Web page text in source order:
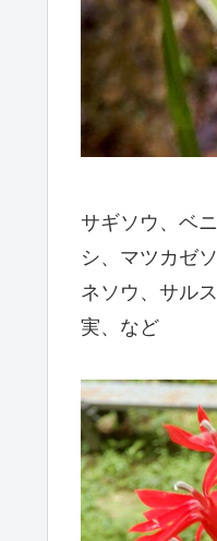
サギソウ、ベ
シ、マツカゼ
ネソウ、サル
実、など